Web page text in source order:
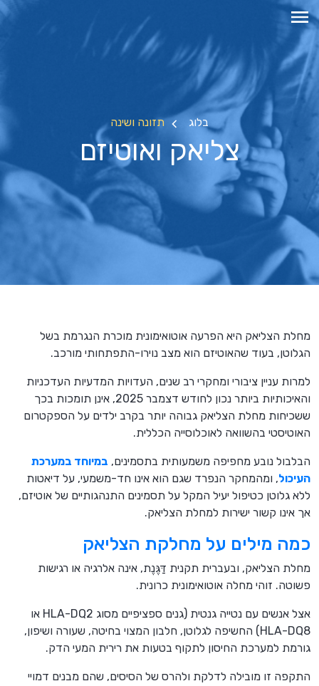
בלוג תזונה ושינה
צליאק ואוטיזם
מחלת הצליאק היא הפרעה אוטואימונית מוכרת הנגרמת בשל
הגלוטן, בעוד שהאוטיזם הוא מצב נוירו-התפתחותי מורכב.
למרות עניין ציבורי ומחקרי רב שנים, העדויות המדעיות העדכניות
והאיכותיות ביותר נכון לחודש דצמבר 2025, אינן תומכות בכך
ששכיחות מחלת הצליאק גבוהה יותר בקרב ילדים על הספקטרום
האוטיסטי בהשוואה לאוכלוסייה הכללית.
הבלבול נובע מחפיפה משמעותית בתסמינים, במיוחד במערכת
העיכול, ומהמחקר הנפרד שגם הוא אינו חד-משמעי, על דיאטות
ללא גלוטן כטיפול יעיל המקל על תסמינים התנהגותיים של אוטיזם,
אך אינו קשור ישירות למחלת הצליאק.
כמה מילים על מחלקת הצליאק
מחלת הצליאק, ובעברית תקנית דַּגֶּנֶת, אינה אלרגיה או רגישות
פשוטה. זוהי מחלה אוטואימונית כרונית.
אצל אנשים עם נטייה גנטית (גנים ספציפיים מסוג HLA-DQ2 או
HLA-DQ8) החשיפה לגלוטן, חלבון המצוי בחיטה, שעורה ושיפון,
גורמת למערכת החיסון לתקוף בטעות את רירית המעי הדק.
התקפה זו מובילה לדלקת ולהרס של הסיסים, שהם מבנים דמויי